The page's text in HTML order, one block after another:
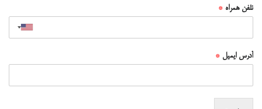
تلفن همراه *
آدرس ایمیل *